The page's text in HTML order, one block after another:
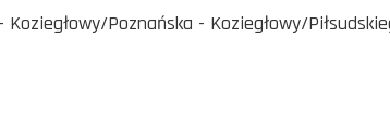
Poznańska - Koziegłowy/